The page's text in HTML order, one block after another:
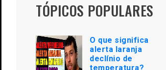
TÓPICOS POPULARES
O que significa
alerta laranja
declínio de
temperatura?